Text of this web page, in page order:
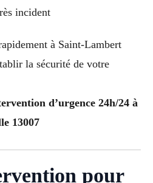
incident
à Saint-Lambert
la sécurité de votre
d’urgence 24h/24 à
13007
pour